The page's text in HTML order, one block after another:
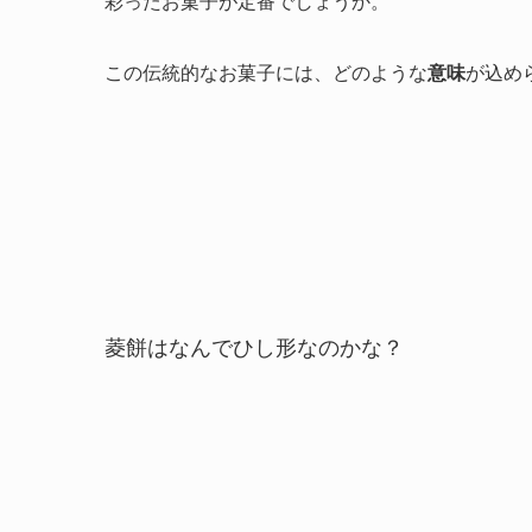
この伝統的なお菓子には、どのような意味が込め
菱餅はなんでひし形なのかな？